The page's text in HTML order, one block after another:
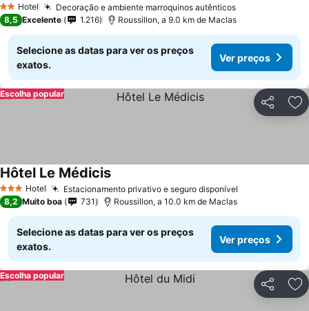
2 Estrelas
Hotel Decoração e ambiente marroquinos autênticos
8,5 Excelente 1.216 Roussillon, a 9.0 km de Maclas
Selecione as datas para ver os preços
exatos.
Ver preços
Partilhar
Escolha popular
3 EstrelasHotel Estacionamento privativo e seguro disponível
Hôtel Le Médicis
8,2 Muito boa 731 Roussillon, a 10.0 km de Maclas
Selecione as datas para ver os preços
exatos.
Ver preços
Partilhar
Escolha popular